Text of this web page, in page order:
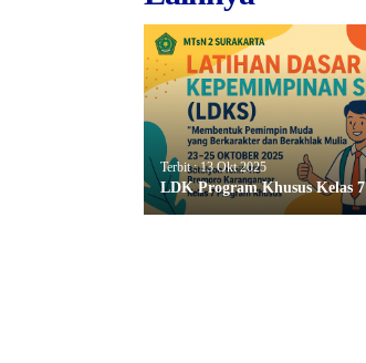
Terbit : 13 Okt 2025
LDK Program Khusus Kelas 7